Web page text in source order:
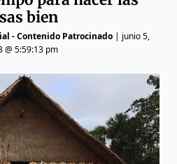
bien
- Contenido Patrocinado | junio 5,
@ 5:59:13 pm